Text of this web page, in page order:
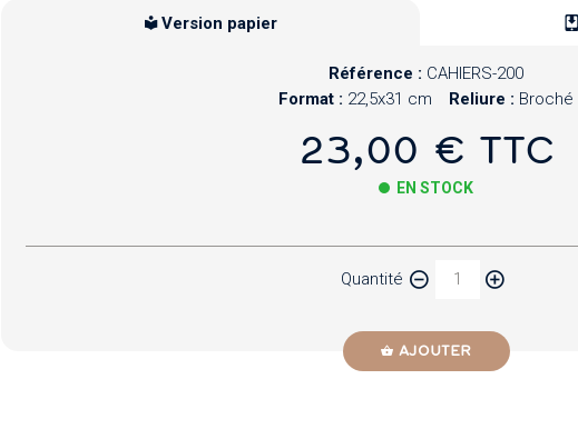
Version papier
Référence : CAHIERS-200
Format : 22,5x31 cm Reliure : Broché
23,00 € TTC
EN STOCK
Quantité
AJOUTER